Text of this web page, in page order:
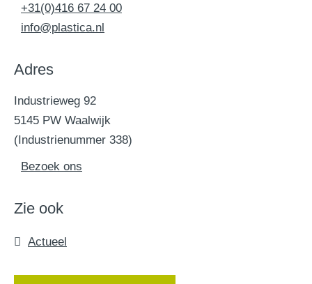
+31(0)416 67 24 00
info@plastica.nl
Adres
Industrieweg 92
5145 PW Waalwijk
(Industrienummer 338)
Bezoek ons
Zie ook
Actueel